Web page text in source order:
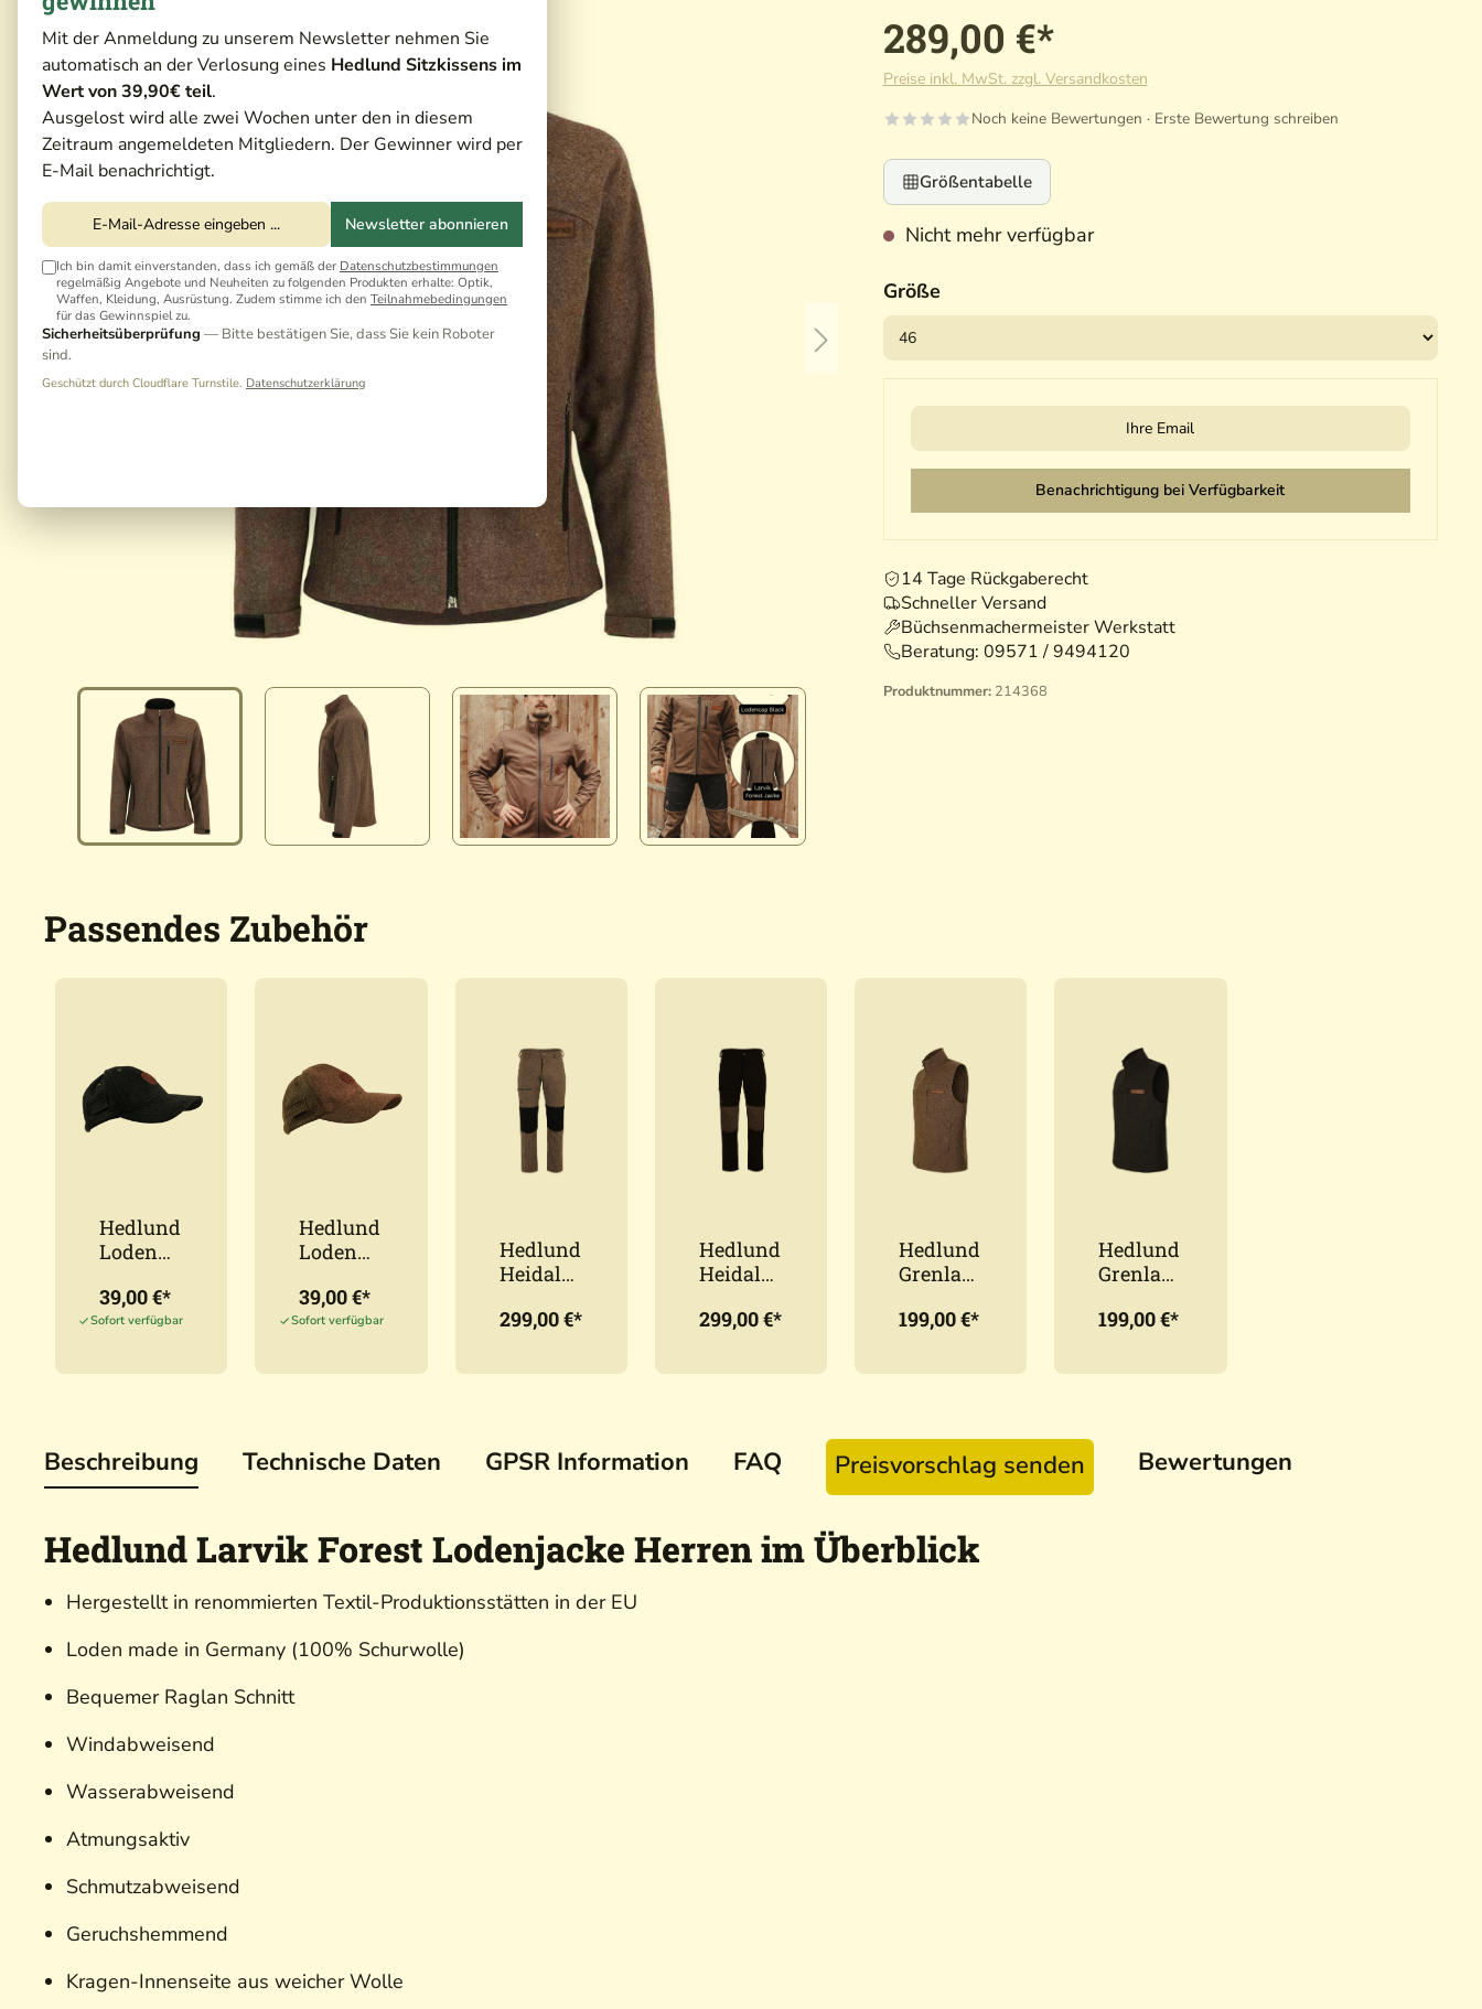
Mit der Anmeldung zu unserem Newsletter nehmen Sie
automatisch an der Verlosung eines Hedlund Sitzkissens im
Wert von 39,90€ teil.
Ausgelost wird alle zwei Wochen unter den in diesem
Zeitraum angemeldeten Mitgliedern. Der Gewinner wird per
E-Mail benachrichtigt.
Newsletter abonnieren
Ich bin damit einverstanden, dass ich gemäß der Datenschutzbestimmungen
regelmäßig Angebote und Neuheiten zu folgenden Produkten erhalte: Optik,
Waffen, Kleidung, Ausrüstung. Zudem stimme ich den Teilnahmebedingungen
für das Gewinnspiel zu.
Sicherheitsüberprüfung — Bitte bestätigen Sie, dass Sie kein Roboter
sind.
Geschützt durch Cloudflare Turnstile. Datenschutzerklärung
289,00 €*
Preise inkl. MwSt. zzgl. Versandkosten
Noch keine Bewertungen · Erste Bewertung schreiben
Größentabelle
Nicht mehr verfügbar
Größe
Benachrichtigung bei Verfügbarkeit
14 Tage Rückgaberecht
Schneller Versand
Büchsenmachermeister Werkstatt
Beratung: 09571 / 9494120
Produktnummer: 214368
Passendes Zubehör
Hedlund
Loden
Black
39,00 €*
Sofort verfügbar
Hedlund
Loden
Forest
39,00 €*
Sofort verfügbar
Hedlund
Heidal
Herren
299,00 €*
Hedlund
Heidal
Herren
299,00 €*
Hedlund
Grenlan
Classic
199,00 €*
Hedlund
Grenlan
Classic
199,00 €*
Beschreibung Technische Daten GPSR Information FAQ Preisvorschlag senden Bewertungen
Hedlund Larvik Forest Lodenjacke Herren im Überblick
Hergestellt in renommierten Textil-Produktionsstätten in der EU
Loden made in Germany (100% Schurwolle)
Bequemer Raglan Schnitt
Windabweisend
Wasserabweisend
Atmungsaktiv
Schmutzabweisend
Geruchshemmend
Kragen-Innenseite aus weicher Wolle